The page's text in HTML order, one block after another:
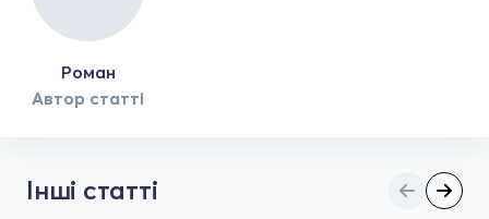
Роман
Автор статті
Інші статті